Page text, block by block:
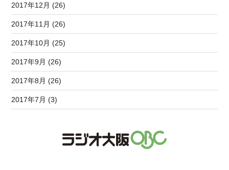
2017年12月 (26)
2017年11月 (26)
2017年10月 (25)
2017年9月 (26)
2017年8月 (26)
2017年7月 (3)